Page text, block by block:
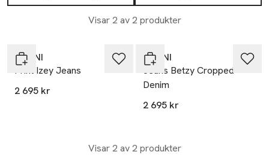
Visar 2 av 2 produkter
GANNI
Print Izey Jeans
2 695 kr
GANNI
Jeans Betzy Cropped
Denim
2 695 kr
Visar 2 av 2 produkter